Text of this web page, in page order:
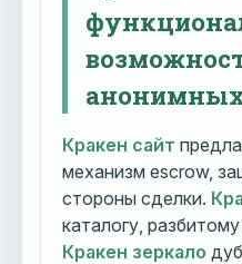
Кракен сайт
механизм escrow,
стороны сделки.
каталогу,
Кракен зеркало